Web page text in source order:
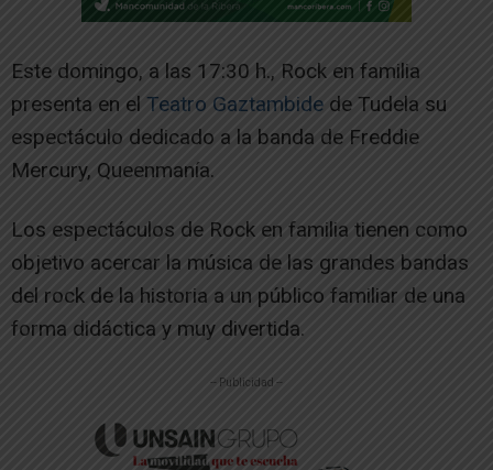
Este domingo, a las 17:30 h., Rock en familia
presenta en el Teatro Gaztambide de Tudela su
espectáculo dedicado a la banda de Freddie
Mercury, Queenmanía.
Los espectáculos de Rock en familia tienen como
objetivo acercar la música de las grandes bandas
del rock de la historia a un público familiar de una
forma didáctica y muy divertida.
-- Publicidad --